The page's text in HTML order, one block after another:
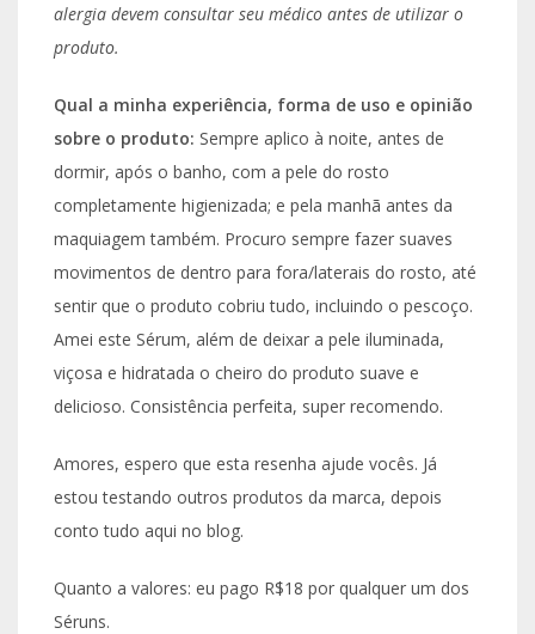
alergia devem consultar seu médico antes de utilizar o
produto.
Qual a minha experiência, forma de uso e opinião
sobre o produto: Sempre aplico à noite, antes de
dormir, após o banho, com a pele do rosto
completamente higienizada; e pela manhã antes da
maquiagem também. Procuro sempre fazer suaves
movimentos de dentro para fora/laterais do rosto, até
sentir que o produto cobriu tudo, incluindo o pescoço.
Amei este Sérum, além de deixar a pele iluminada,
viçosa e hidratada o cheiro do produto suave e
delicioso. Consistência perfeita, super recomendo.
Amores, espero que esta resenha ajude vocês. Já
estou testando outros produtos da marca, depois
conto tudo aqui no blog.
Quanto a valores: eu pago R$18 por qualquer um dos
Séruns.